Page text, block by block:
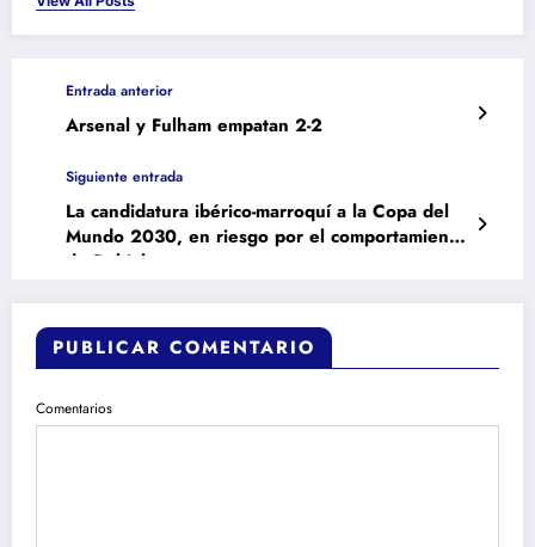
Entrada anterior
Arsenal y Fulham empatan 2-2
Siguiente entrada
La candidatura ibérico-marroquí a la Copa del
Mundo 2030, en riesgo por el comportamiento
de Rubiales
PUBLICAR COMENTARIO
Comentarios